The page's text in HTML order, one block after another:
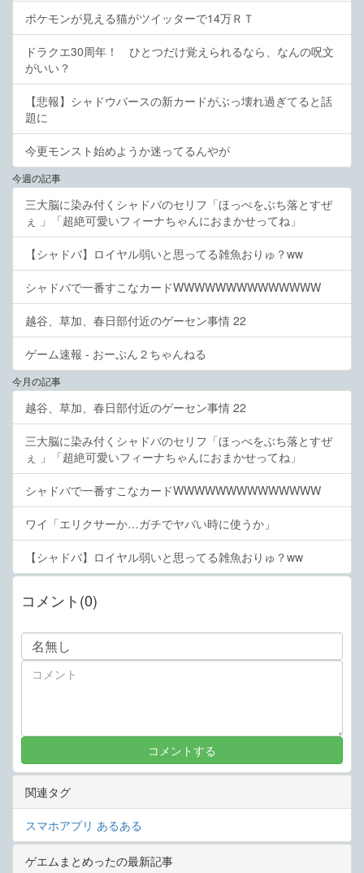
ポケモンが見える猫がツイッターで14万ＲＴ
ドラクエ30周年！ ひとつだけ覚えられるなら、なんの呪文
がいい？
【悲報】シャドウバースの新カードがぶっ壊れ過ぎてると話
題に
今更モンスト始めようか迷ってるんやが
今週の記事
三大脳に染み付くシャドバのセリフ「ほっぺをぶち落とすぜ
ぇ 」「超絶可愛いフィーナちゃんにおまかせってね」
【シャドバ】ロイヤル弱いと思ってる雑魚おりゅ？ww
シャドバで一番すこなカードWWWWWWWWWWWWWW
越谷、草加、春日部付近のゲーセン事情 22
ゲーム速報 - おーぷん２ちゃんねる
今月の記事
越谷、草加、春日部付近のゲーセン事情 22
三大脳に染み付くシャドバのセリフ「ほっぺをぶち落とすぜ
ぇ 」「超絶可愛いフィーナちゃんにおまかせってね」
シャドバで一番すこなカードWWWWWWWWWWWWWW
ワイ「エリクサーか…ガチでヤバい時に使うか」
【シャドバ】ロイヤル弱いと思ってる雑魚おりゅ？ww
コメント(0)
関連タグ
スマホアプリ あるある
ゲエムまとめったの最新記事